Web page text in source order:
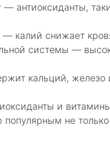
антиоксиданты,
калий снижает
системы —
кальций, железо
и
не